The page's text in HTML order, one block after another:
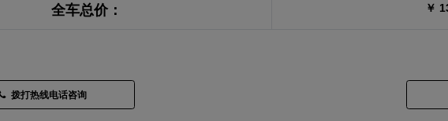
全车总价： ￥
拨打热线电话咨询